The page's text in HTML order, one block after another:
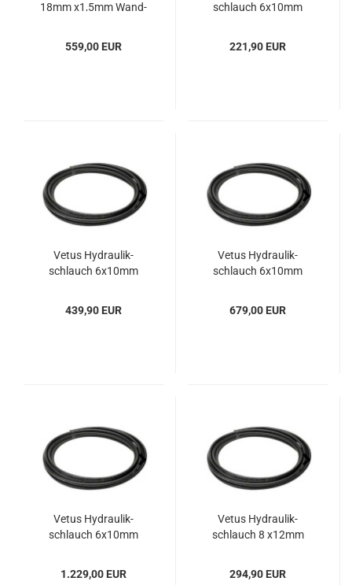
18mm x1,5mm Wand­
559,00 EUR
schlauch 6x10mm
221,90 EUR
Vetus Hy­drau­lik­
schlauch 6x10mm
439,90 EUR
Vetus Hy­drau­lik­
schlauch 6x10mm
679,00 EUR
Vetus Hy­drau­lik­
schlauch 6x10mm
1.229,00 EUR
Vetus Hy­drau­lik­
schlauch 8 x12mm
294,90 EUR